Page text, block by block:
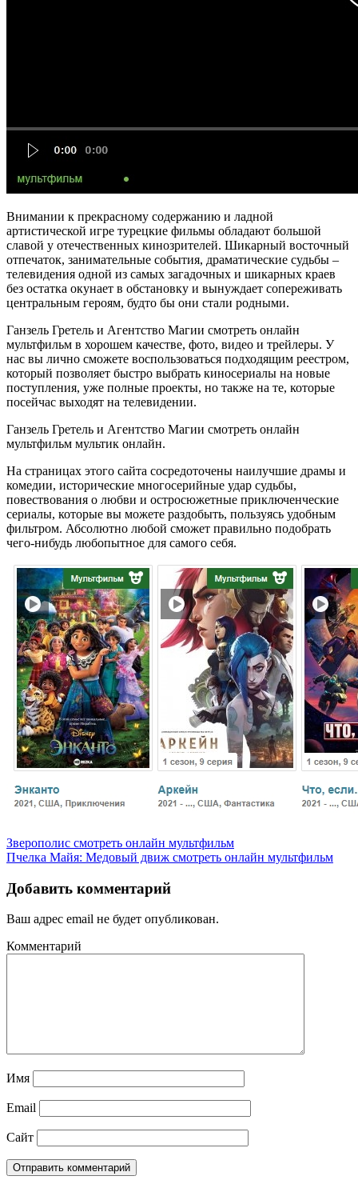
Внимании к прекрасному содержанию и ладной
артистической игре турецкие фильмы обладают большой
славой у отечественных кинозрителей. Шикарный восточный
отпечаток, занимательные события, драматические судьбы –
телевидения одной из самых загадочных и шикарных краев
без остатка окунает в обстановку и вынуждает сопереживать
центральным героям, будто бы они стали родными.
Ганзель Гретель и Агентство Магии смотреть онлайн
мультфильм в хорошем качестве, фото, видео и трейлеры. У
нас вы лично сможете воспользоваться подходящим реестром,
который позволяет быстро выбрать киносериалы на новые
поступления, уже полные проекты, но также на те, которые
посейчас выходят на телевидении.
Ганзель Гретель и Агентство Магии смотреть онлайн
мультфильм мультик онлайн.
На страницах этого сайта сосредоточены наилучшие драмы и
комедии, исторические многосерийные удар судьбы,
повествования о любви и остросюжетные приключенческие
сериалы, которые вы можете раздобыть, пользуясь удобным
фильтром. Абсолютно любой сможет правильно подобрать
чего-нибудь любопытное для самого себя.
Зверополис смотреть онлайн мультфильм
Пчелка Майя: Медовый движ смотреть онлайн мультфильм
Добавить комментарий
Ваш адрес email не будет опубликован.
Комментарий
Имя
Email
Сайт